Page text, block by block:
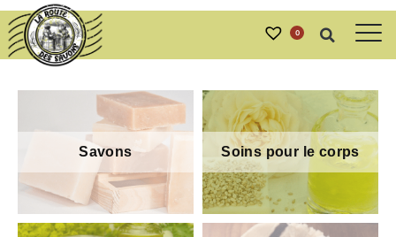
0
Soins pour le corps
Savons